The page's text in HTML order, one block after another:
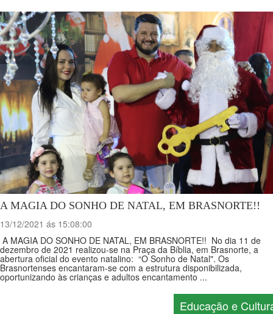
A MAGIA DO SONHO DE NATAL, EM BRASNORTE!!
13/12/2021 ás 15:08:00
A MAGIA DO SONHO DE NATAL, EM BRASNORTE!! No dia 11 de
dezembro de 2021 realizou-se na Praça da Bíblia, em Brasnorte, a
abertura oficial do evento natalino: “O Sonho de Natal". Os
Brasnortenses encantaram-se com a estrutura disponibilizada,
oportunizando às crianças e adultos encantamento ...
Educação e